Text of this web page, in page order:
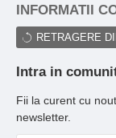
INFORMATII
RETRAGERE
Intra in
Fii la curent cu
newsletter.